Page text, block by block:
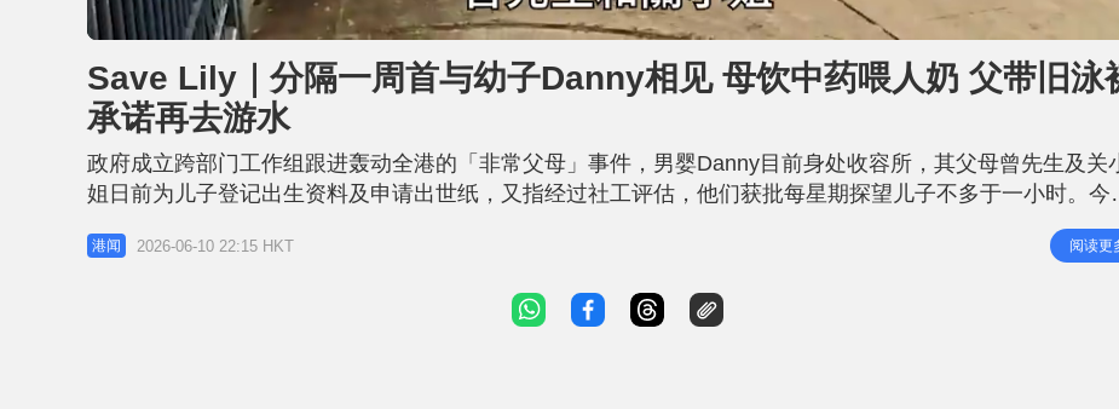
n
t
e
L
o
d
e
:
6
%
Save Lily｜分隔一周首与幼子Danny相见 母饮中药喂人奶 父带旧泳
承诺再去游水
政府成立跨部门工作组跟进轰动全港的「非常父母」事件，男婴Danny目前身处收容所，其父母曾先生及关
姐日前为儿子登记出生资料及申请出世纸，又指经过社工评估，他们获批每星期探望儿子不多于一小时。今
（10日）二人获准探访Danny及陪同他到医院覆诊，曾先生更带同儿子之前穿著的恐龙泳裤到收容所，「佢
前好钟意游水，我带咗条泳裤畀佢睇，佢唔系几开心，可能觉得成个星期无游水，我应承佢话如果社工畀你
港闻 2026-06-10 22:15 HKT 阅读更